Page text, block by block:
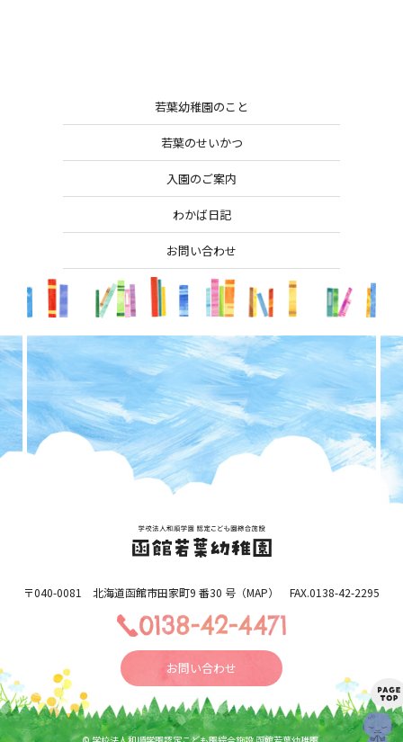
若葉幼稚園のこと
若葉のせいかつ
入園のご案内
わかば日記
お問い合わせ
〒040-0081 北海道函館市田家町9 番30 号（MAP） FAX.0138-42-2295
お問い合わせ